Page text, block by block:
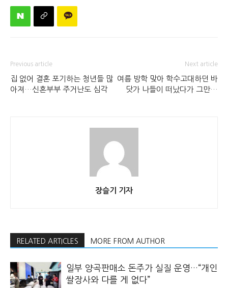
Previous article
집 없어 결혼 포기하는 청년들 많
아져…신혼부부 주거난도 심각
Next article
여름 방학 맞아 학수고대하던 바
닷가 나들이 떠났다가 그만…
장슬기 기자
RELATED ARTICLES MORE FROM AUTHOR
일부 양곡판매소 돈주가 실질 운영…“개인
쌀장사와 다를 게 없다”